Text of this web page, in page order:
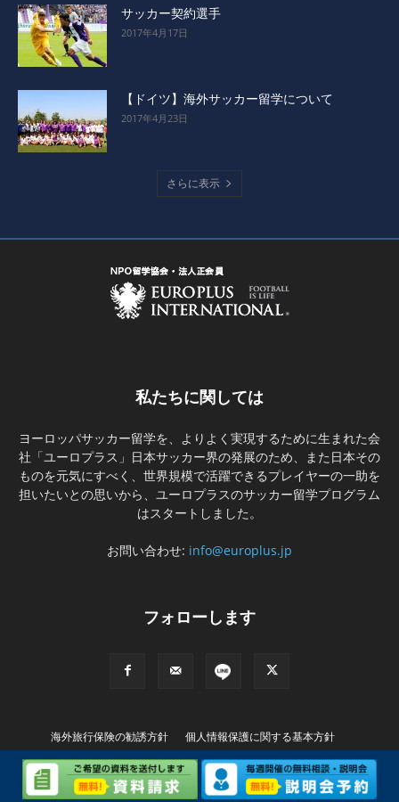
サッカー契約選手
2017年4月17日
【ドイツ】海外サッカー留学について
2017年4月23日
さらに表示
私たちに関しては
ヨーロッパサッカー留学を、よりよく実現するために生まれた会
社「ユーロプラス」日本サッカー界の発展のため、また日本その
ものを元気にすべく、世界規模で活躍できるプレイヤーの一助を
担いたいとの思いから、ユーロプラスのサッカー留学プログラム
はスタートしました。
お問い合わせ: info@europlus.jp
フォローします
海外旅行保険の勧誘方針
個人情報保護に関する基本方針
特別商取引に基づく表記
© Copyright (C) EUROPLUS INTERNATIONAL Ltd. All rights Reserved..